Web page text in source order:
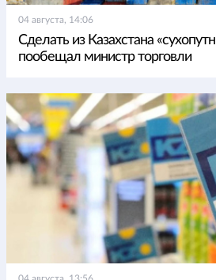
04 августа, 14:06
Сделать из Казахстана
пообещал министр торговли